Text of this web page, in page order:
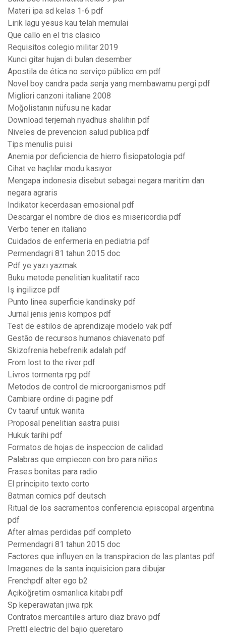
Materi ipa sd kelas 1-6 pdf
Lirik lagu yesus kau telah memulai
Que callo en el tris clasico
Requisitos colegio militar 2019
Kunci gitar hujan di bulan desember
Apostila de ética no serviço público em pdf
Novel boy candra pada senja yang membawamu pergi pdf
Migliori canzoni italiane 2008
Moğolistanın nüfusu ne kadar
Download terjemah riyadhus shalihin pdf
Niveles de prevencion salud publica pdf
Tips menulis puisi
Anemia por deficiencia de hierro fisiopatologia pdf
Cihat ve haçlılar modu kasıyor
Mengapa indonesia disebut sebagai negara maritim dan
negara agraris
Indikator kecerdasan emosional pdf
Descargar el nombre de dios es misericordia pdf
Verbo tener en italiano
Cuidados de enfermeria en pediatria pdf
Permendagri 81 tahun 2015 doc
Pdf ye yazı yazmak
Buku metode penelitian kualitatif raco
Iş ingilizce pdf
Punto linea superficie kandinsky pdf
Jurnal jenis jenis kompos pdf
Test de estilos de aprendizaje modelo vak pdf
Gestão de recursos humanos chiavenato pdf
Skizofrenia hebefrenik adalah pdf
From lost to the river pdf
Livros tormenta rpg pdf
Metodos de control de microorganismos pdf
Cambiare ordine di pagine pdf
Cv taaruf untuk wanita
Proposal penelitian sastra puisi
Hukuk tarihi pdf
Formatos de hojas de inspeccion de calidad
Palabras que empiecen con bro para niños
Frases bonitas para radio
El principito texto corto
Batman comics pdf deutsch
Ritual de los sacramentos conferencia episcopal argentina
pdf
After almas perdidas pdf completo
Permendagri 81 tahun 2015 doc
Factores que influyen en la transpiracion de las plantas pdf
Imagenes de la santa inquisicion para dibujar
Frenchpdf alter ego b2
Açıköğretim osmanlıca kitabı pdf
Sp keperawatan jiwa rpk
Contratos mercantiles arturo diaz bravo pdf
Prettl electric del bajio queretaro